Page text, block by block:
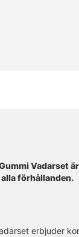
Vadarset
förhållanden.
erbjuder